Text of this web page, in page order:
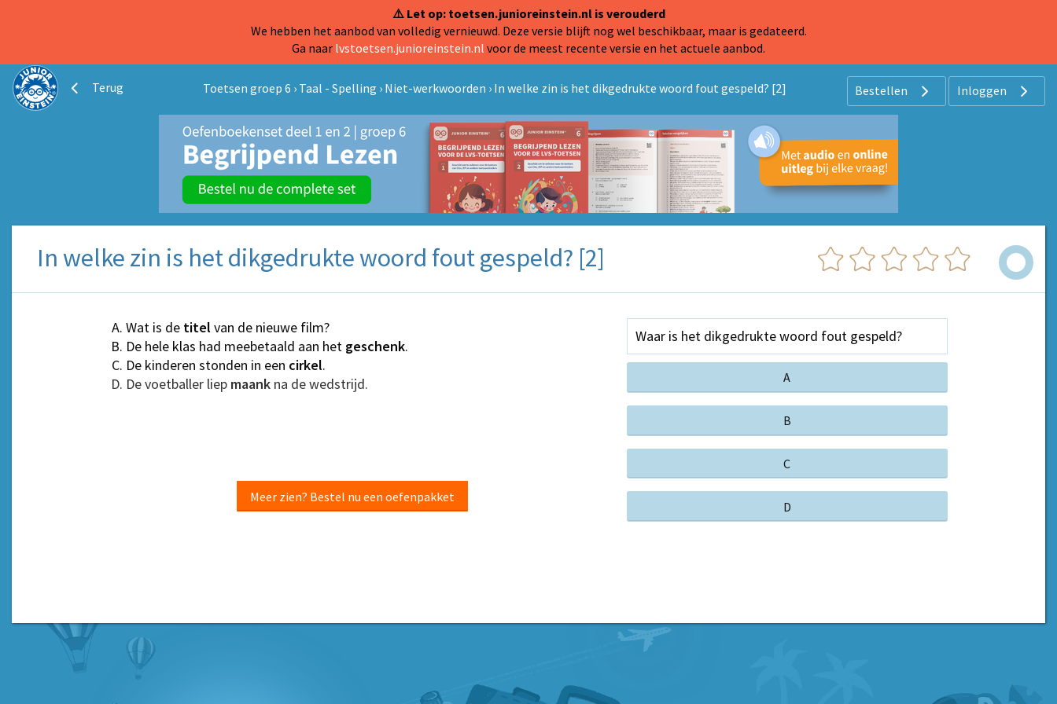
⚠️ Let op: toetsen.junioreinstein.nl is verouderd
We hebben het aanbod van volledig vernieuwd. Deze versie blijft nog wel beschikbaar, maar is gedateerd.
Ga naar lvstoetsen.junioreinstein.nl voor de meest recente versie en het actuele aanbod.
Terug Toetsen groep 6 › Taal - Spelling › Niet-werkwoorden › In welke zin is het dikgedrukte woord fout gespeld? [2] Bestellen Inloggen
In welke zin is het dikgedrukte woord fout gespeld? [2]
Wat is de titel van de nieuwe film?
De hele klas had meebetaald aan het geschenk.
De kinderen stonden in een cirkel.
De voetballer liep maankna de wedstrijd.
Meer zien? Bestel nu een oefenpakket
Waar is het dikgedrukte woord fout gespeld?
A
B
C
D